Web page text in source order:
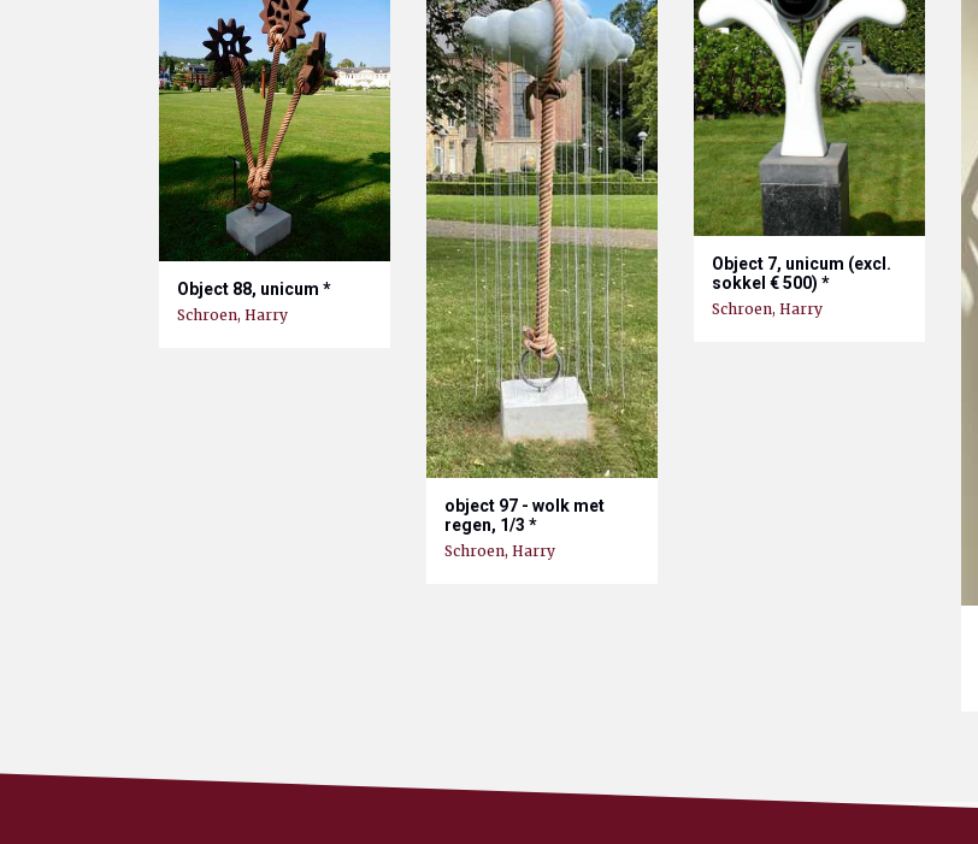
Object 88, unicum *
Schroen, Harry
object 97 - wolk met
regen, 1/3 *
Schroen, Harry
Object 7, unicum (excl.
sokkel € 500) *
Schroen, Harry